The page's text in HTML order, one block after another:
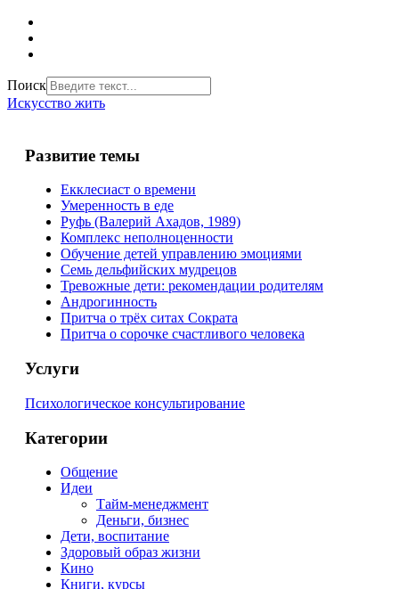
Поиск
Искусство жить
Развитие темы
Екклесиаст о времени
Умеренность в еде
Руфь (Валерий Ахадов, 1989)
Комплекс неполноценности
Обучение детей управлению эмоциями
Семь дельфийских мудрецов
Тревожные дети: рекомендации родителям
Андрогинность
Притча о трёх ситах Сократа
Притча о сорочке счастливого человека
Услуги
Психологическое консультирование
Категории
Общение
Идеи
Тайм-менеджмент
Деньги, бизнес
Дети, воспитание
Здоровый образ жизни
Кино
Книги, курсы